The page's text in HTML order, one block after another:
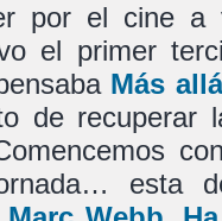
por el cine
el primer
Más
de recuperar
esta